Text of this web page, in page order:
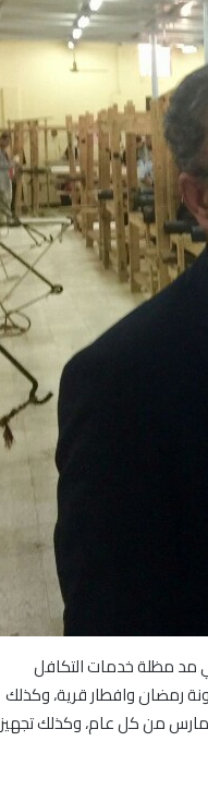
مد مظلة خدمات التكافل
رمضان وافطار قرية، وكذلك
من كل عام، وكذلك تجهيز